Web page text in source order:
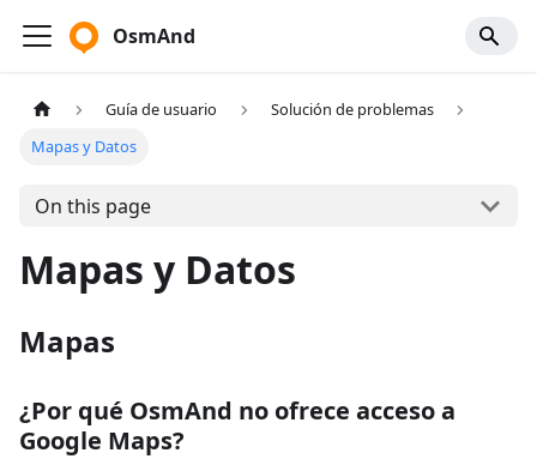
OsmAnd
Guía de usuario
Solución de problemas
Mapas y Datos
On this page
Mapas y Datos
Mapas
¿Por qué OsmAnd no ofrece acceso a
Google Maps?